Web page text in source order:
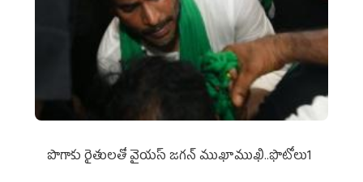
పొగాకు రైతుల‌తో వైయ‌స్ జ‌గ‌న్ ముఖాముఖి..ఫొటోలు1